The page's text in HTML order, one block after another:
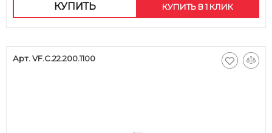
КУПИТЬ КУПИТЬ В 1 КЛИК
Арт. VF.C.22.200.1100